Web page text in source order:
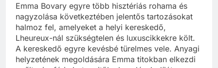
Emma Bovary egyre több hisztériás rohama és
nagyzolása következtében jelentős tartozásokat
halmoz fel, amelyeket a helyi kereskedő,
Lheureux-nál szükségtelen és luxuscikkekre költ.
A kereskedő egyre kevésbé türelmes vele. Anyagi
helyzetének megoldására Emma titokban elkezdi